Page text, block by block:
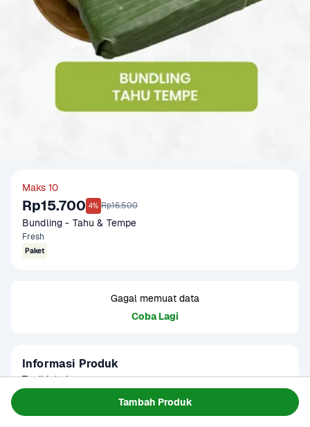
Tambah Produk
Maks 10
Rp15.700 4% Rp16.500
Bundling - Tahu & Tempe
Fresh
Paket
Gagal memuat data
Coba Lagi
Informasi Produk
Terdiri dari :
- Tempe Value 400 - 500 g